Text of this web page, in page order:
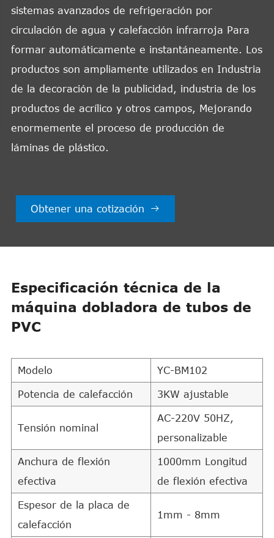
sistemas avanzados de refrigeración por
circulación de agua y calefacción infrarroja Para
formar automáticamente e instantáneamente. Los
productos son ampliamente utilizados en Industria
de la decoración de la publicidad, industria de los
productos de acrílico y otros campos, Mejorando
enormemente el proceso de producción de
láminas de plástico.
Obtener una cotización 
Especificación técnica de la
máquina dobladora de tubos de
PVC
Modelo YC-BM102
Potencia de calefacción 3KW ajustable
Tensión nominal
AC-220V 50HZ,
personalizable
Anchura de flexión
efectiva
1000mm Longitud
de flexión efectiva
Espesor de la placa de
calefacción
1mm - 8mm